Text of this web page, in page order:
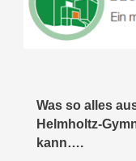
Was so alles
Helmholtz-
kann….